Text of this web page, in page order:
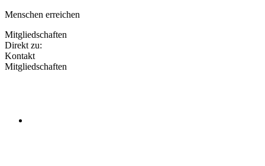
Menschen erreichen
Mitgliedschaften
Direkt zu:
Kontakt
Mitgliedschaften